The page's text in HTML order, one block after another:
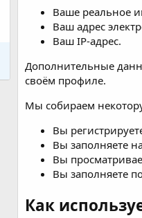
Ваше реальное
Ваш адрес
Ваш IP-адрес.
Дополнительные
своём профиле.
Мы собираем
Вы
Вы заполняете
Вы
Вы заполняете
Как